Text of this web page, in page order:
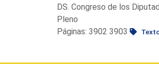
DS. Congreso de los
Pleno
Páginas: 3902 3903